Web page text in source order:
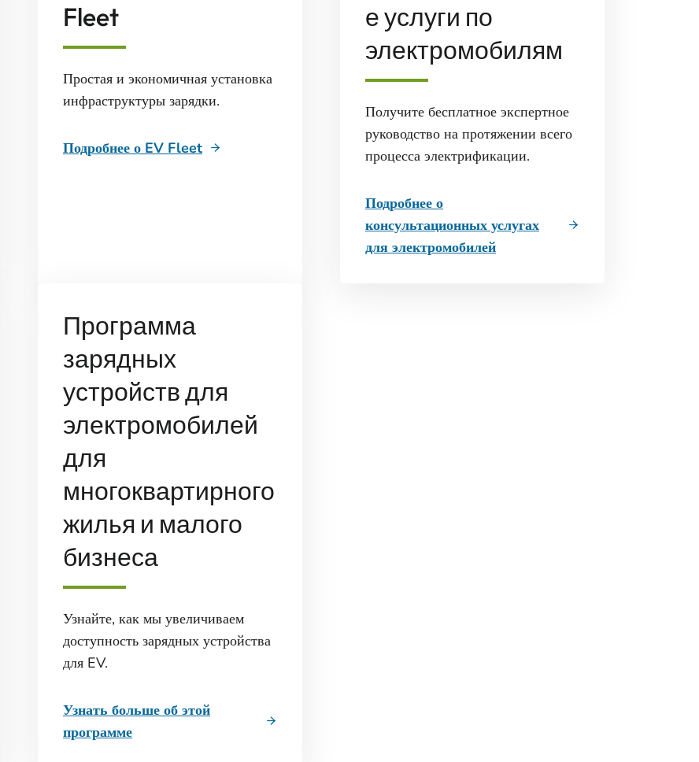
Fleet
Простая и экономичная установка
инфраструктуры зарядки.
Подробнее о EV Fleet
е услуги по
электромобилям
Получите бесплатное экспертное
руководство на протяжении всего
процесса электрификации.
Подробнее о
консультационных услугах
для электромобилей
Программа
зарядных
устройств для
электромобилей
для
многоквартирного
жилья и малого
бизнеса
Узнайте, как мы увеличиваем
доступность зарядных устройства
для EV.
Узнать больше об этой
программе